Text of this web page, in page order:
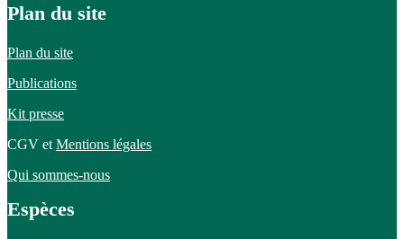
Plan du site
Plan du site
Publications
Kit presse
CGV et Mentions légales
Qui sommes-nous
Espèces